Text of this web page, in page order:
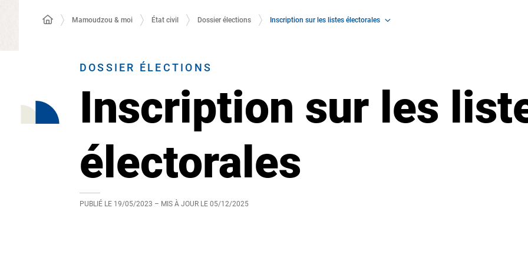
Mamoudzou & moi État civil Dossier élections Inscription sur les listes électorales
DOSSIER ÉLECTIONS
Inscription sur les
électorales
PUBLIÉ LE 19/05/2023 – MIS À JOUR LE 05/12/2025